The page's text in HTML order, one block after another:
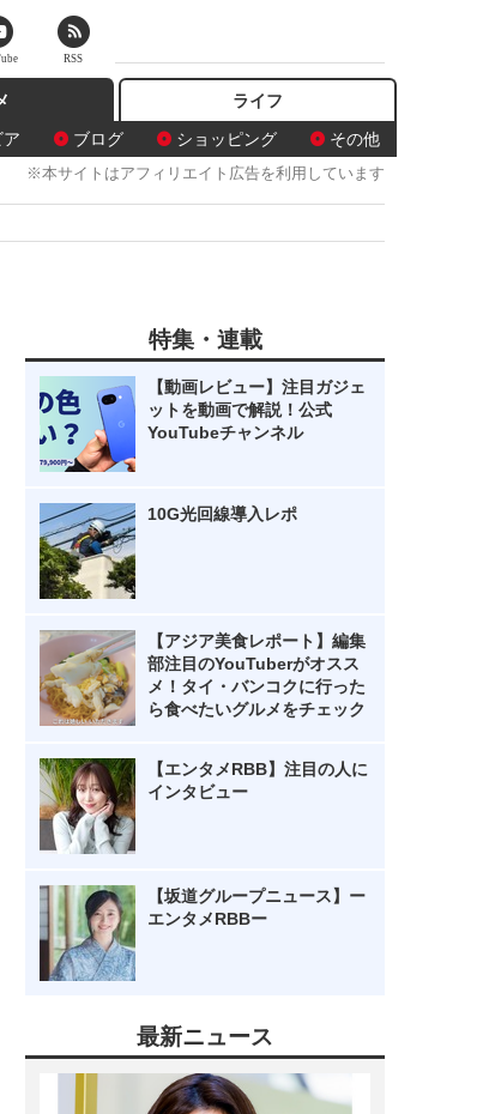
ブログ ショッピング その他
ライフ
※本サイトはアフィリエイト広告を利用しています
特集・連載
【動画レビュー】注目ガジェ
ットを動画で解説！公式
YouTubeチャンネル
10G光回線導入レポ
【アジア美食レポート】編集
部注目のYouTuberがオスス
メ！タイ・バンコクに行った
ら食べたいグルメをチェック
【エンタメRBB】注目の人に
インタビュー
【坂道グループニュース】ー
エンタメRBBー
最新ニュース
RSS